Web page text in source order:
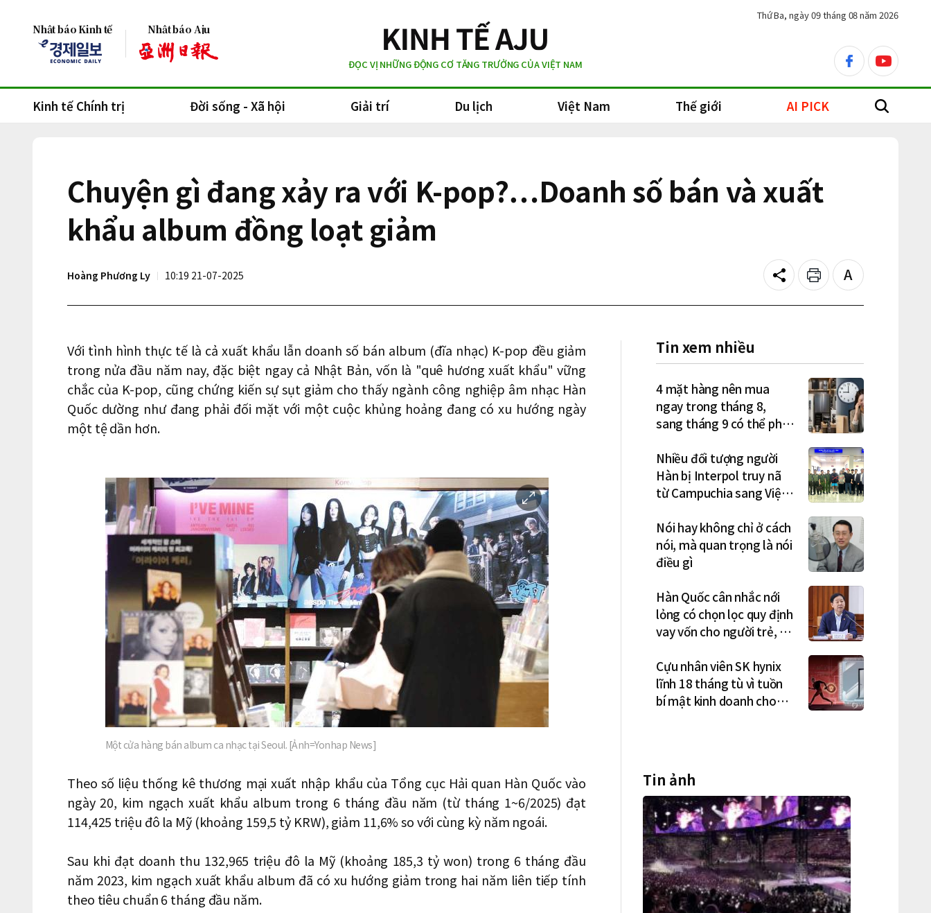
Nhật báo Kinh tế Nhật báo Aju
ĐỌC VỊ NHỮNG ĐỘNG CƠ TĂNG TRƯỞNG CỦA VIỆT NAM
facebookyoutube
Thứ Ba, ngày 09 tháng 08 năm 2026
Kinh tế Chính trị Đời sống - Xã hội Giải trí Du lịch Việt Nam Thế giới AI PICK search
Chuyện gì đang xảy ra với K-pop?…Doanh số bán và xuất
khẩu album đồng loạt giảm
Hoàng Phương Ly 10:19 21-07-2025 Share Print
Text
size
Với tình hình thực tế là cả xuất khẩu lẫn doanh số bán album (đĩa nhạc) K-pop đều giảm
trong nửa đầu năm nay, đặc biệt ngay cả Nhật Bản, vốn là "quê hương xuất khẩu" vững
chắc của K-pop, cũng chứng kiến sự sụt giảm cho thấy ngành công nghiệp âm nhạc Hàn
Quốc dường như đang phải đối mặt với một cuộc khủng hoảng đang có xu hướng ngày
một tệ dần hơn.
이
미
지
확
대
Một cửa hàng bán album ca nhạc tại Seoul. [Ảnh=Yonhap News]
Theo số liệu thống kê thương mại xuất nhập khẩu của Tổng cục Hải quan Hàn Quốc vào
ngày 20, kim ngạch xuất khẩu album trong 6 tháng đầu năm (từ tháng 1~6/2025) đạt
114,425 triệu đô la Mỹ (khoảng 159,5 tỷ KRW), giảm 11,6% so với cùng kỳ năm ngoái.
Sau khi đạt doanh thu 132,965 triệu đô la Mỹ (khoảng 185,3 tỷ won) trong 6 tháng đầu
năm 2023, kim ngạch xuất khẩu album đã có xu hướng giảm trong hai năm liên tiếp tính
theo tiêu chuẩn 6 tháng đầu năm.
Tin xem nhiều
4 mặt hàng nên mua
ngay trong tháng 8,
sang tháng 9 có thể phải
Nhiều đối tượng người
Hàn bị Interpol truy nã
từ Campuchia sang Việt
Nói hay không chỉ ở cách
nói, mà quan trọng là nói
điều gì
Hàn Quốc cân nhắc nới
lỏng có chọn lọc quy định
vay vốn cho người trẻ, vợ
Cựu nhân viên SK hynix
lĩnh 18 tháng tù vì tuồn
bí mật kinh doanh cho
Tin ảnh